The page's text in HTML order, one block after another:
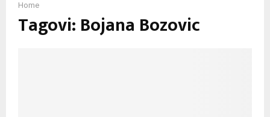
MENU
Home
Tagovi: Bojana Bozovic